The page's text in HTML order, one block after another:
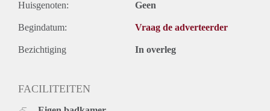
Huisgenoten: Geen
Begindatum: Vraag de adverteerder
Bezichtiging In overleg
FACILITEITEN